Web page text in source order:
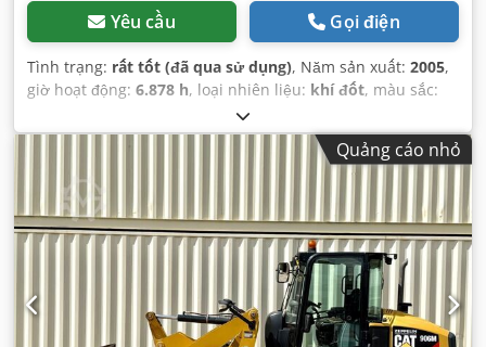
Yêu cầu Gọi điện
Tình trạng: rất tốt (đã qua sử dụng), Năm sản xuất: 2005,
giờ hoạt động: 6.878 h, loại nhiên liệu: khí đốt, màu sắc:
Quảng cáo nhỏ